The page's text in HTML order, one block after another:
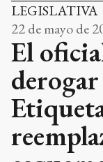
LEGISLATIVA
22 de mayo de
El